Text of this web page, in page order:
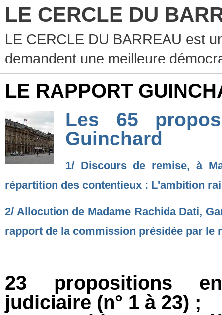
LE CERCLE DU
LE CERCLE DU BARREAU est
demandent une meilleure
LE RAPPORT
Les 65
Guinchard
1/ Discours de remise, à
répartition des contentieux : L'ambition
2/ Allocution de Madame Rachida Dati,
rapport de la commission présidée par le
23 propositions
judiciaire (n° 1 à 23) ;